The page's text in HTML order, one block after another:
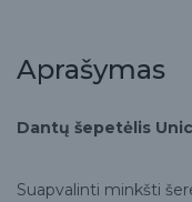
Aprašymas
Dantų šepetėlis
Suapvalinti minkšti